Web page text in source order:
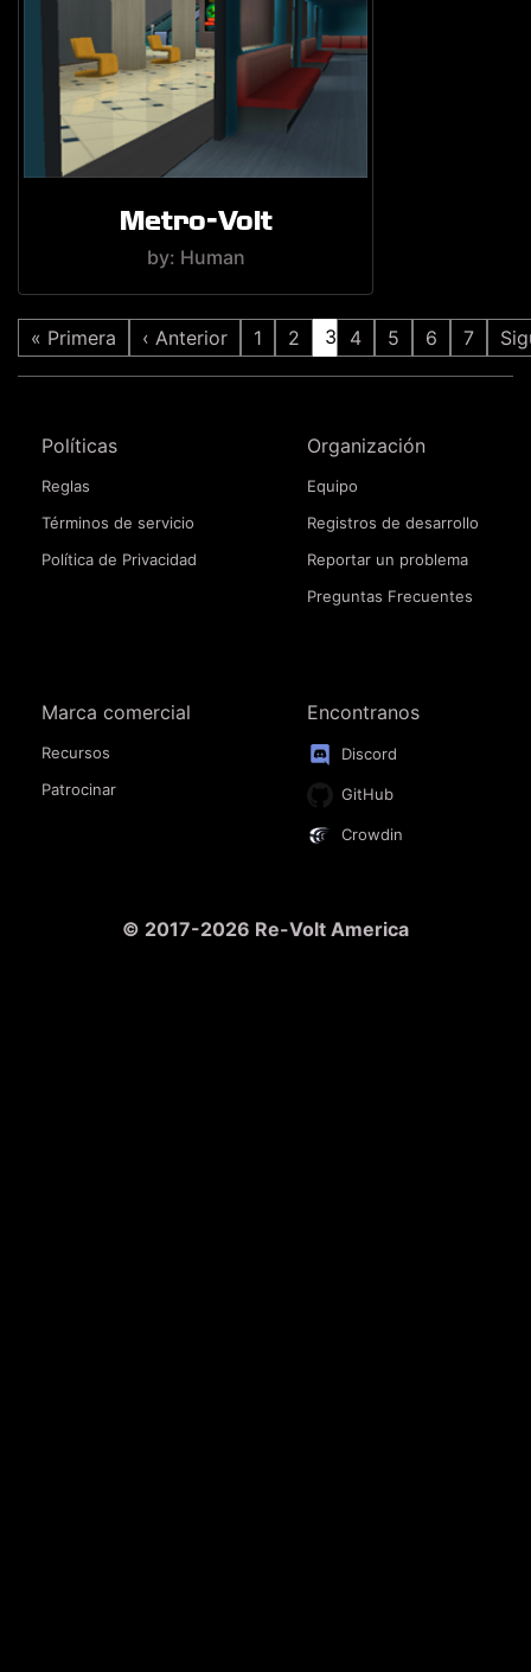
Metro-Volt
by: Human
« Primera ‹ Anterior 1 2 3 4 5 6 7
Políticas
Reglas
Términos de servicio
Política de Privacidad
Organización
Equipo
Registros de desarrollo
Reportar un problema
Preguntas Frecuentes
Marca comercial
Recursos
Patrocinar
Encontranos
Discord
GitHub
Crowdin
© 2017-2026 Re-Volt America